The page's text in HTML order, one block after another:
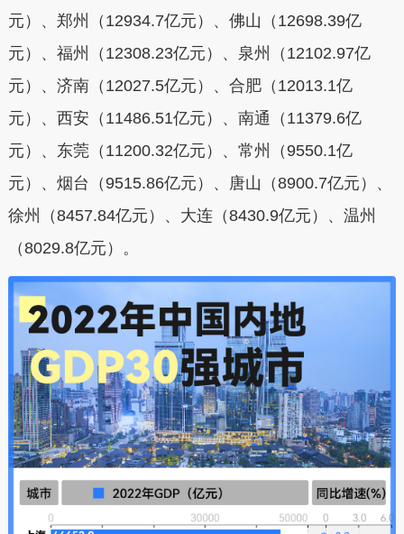
元）、郑州（12934.7亿元）、佛山（12698.39亿
元）、福州（12308.23亿元）、泉州（12102.97亿
元）、济南（12027.5亿元）、合肥（12013.1亿
元）、西安（11486.51亿元）、南通（11379.6亿
元）、东莞（11200.32亿元）、常州（9550.1亿
元）、烟台（9515.86亿元）、唐山（8900.7亿元）、
徐州（8457.84亿元）、大连（8430.9亿元）、温州
（8029.8亿元）。